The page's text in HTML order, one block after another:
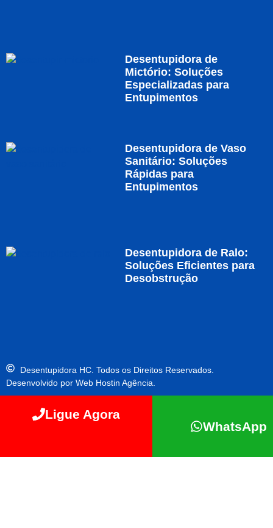
Desentupidora de
Mictório: Soluções
Especializadas para
Entupimentos
Desentupidora de Vaso
Sanitário: Soluções
Rápidas para
Entupimentos
Desentupidora de Ralo:
Soluções Eficientes para
Desobstrução
Desentupidora HC. Todos os Direitos Reservados.
Desenvolvido por Web Hostin Agência.
Ligue Agora
WhatsApp